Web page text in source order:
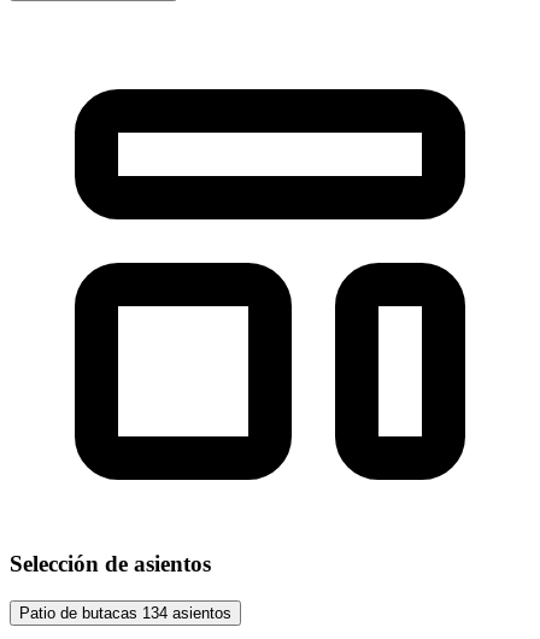
Selección de asientos
Patio de butacas 134 asientos